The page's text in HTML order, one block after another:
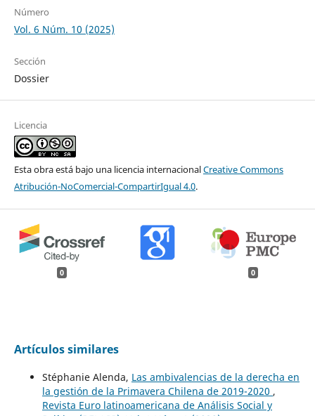
Número
Vol. 6 Núm. 10 (2025)
Sección
Dossier
Licencia
Esta obra está bajo una licencia internacionalCreative Commons
Atribución-NoComercial-CompartirIgual 4.0.
0 0
Artículos similares
Stéphanie Alenda, Las ambivalencias de la derecha en
la gestión de la Primavera Chilena de 2019-2020 ,
Revista Euro latinoamericana de Análisis Social y